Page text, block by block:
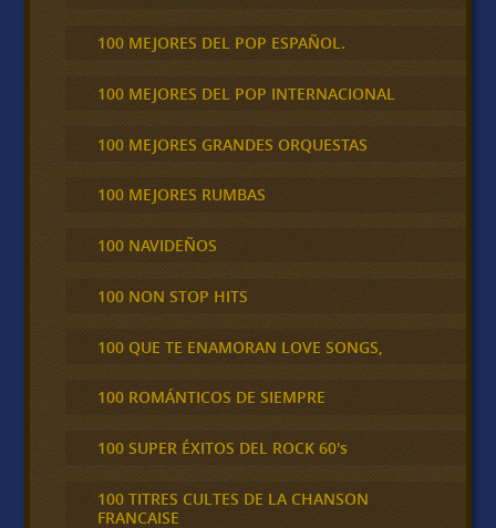
100 MEJORES DEL POP ESPAÑOL.
100 MEJORES DEL POP INTERNACIONAL
100 MEJORES GRANDES ORQUESTAS
100 MEJORES RUMBAS
100 NAVIDEÑOS
100 NON STOP HITS
100 QUE TE ENAMORAN LOVE SONGS,
100 ROMÁNTICOS DE SIEMPRE
100 SUPER ÉXITOS DEL ROCK 60's
100 TITRES CULTES DE LA CHANSON
FRANCAISE